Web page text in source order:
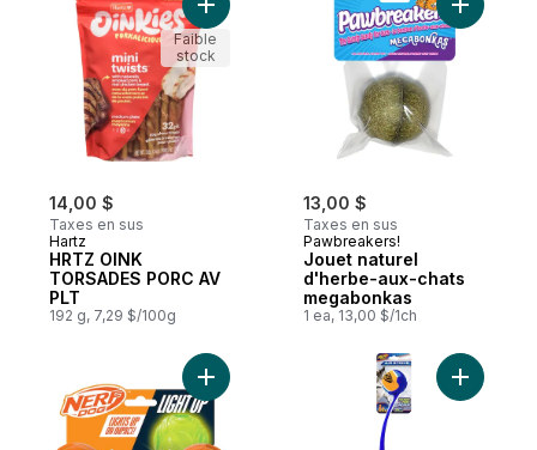
14,00 $
Taxes en sus
Hartz
HRTZ OINK
TORSADES PORC AV
PLT
192 g, 7,29 $/100g
Ajouter HRTZ OINK TORSADES PORC AV
Faible
stock
13,00 $
Taxes en sus
Pawbreakers!
Jouet naturel
d'herbe-aux-chats
megabonkas
1 ea, 13,00 $/1ch
Ajouter
Ajouter Jouet pour chien à DEL Bash
Ajouter